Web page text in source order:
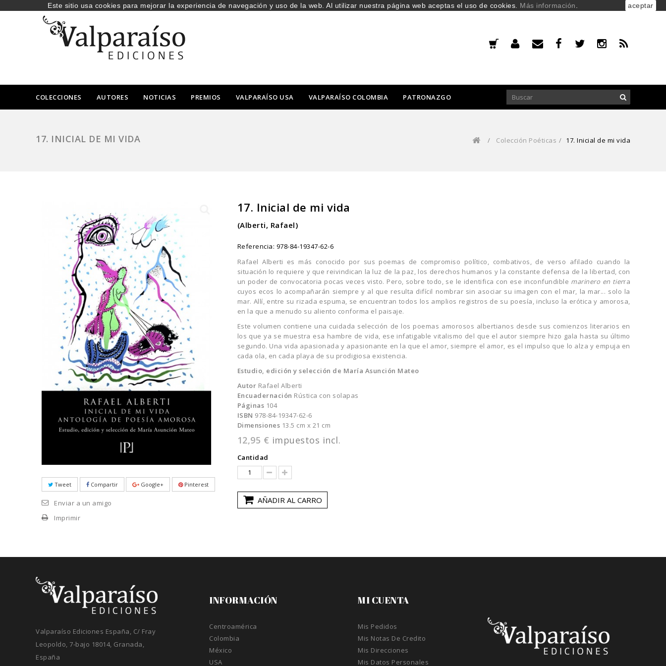
COLECCIONES AUTORES NOTICIAS PREMIOS VALPARAÍSO USA VALPARAÍSO COLOMBIA PATRONAZGO
17. INICIAL DE MI VIDA / Colección Poéticas / 17. Inicial de mi vida
Tweet Compartir Google+ Pinterest
Enviar a un amigo
Imprimir
17. Inicial de mi vida
(Alberti, Rafael)
Referencia: 978-84-19347-62-6
Rafael Alberti es más conocido por sus poemas de compromiso político, combativos, de verso afilado cuando la
situación lo requiere y que reivindican la luz de la paz, los derechos humanos y la constante defensa de la libertad, con
un poder de convocatoria pocas veces visto. Pero, sobre todo, se le identifica con ese inconfundible marinero en tierra
cuyos ecos lo acompañarán siempre y al que resulta difícil nombrar sin asociar su imagen con el mar, la mar... solo la
mar. Allí, entre su rizada espuma, se encuentran todos los amplios registros de su poesía, incluso la erótica y amorosa,
en la que a menudo su aliento conforma el paisaje.
Este volumen contiene una cuidada selección de los poemas amorosos albertianos desde sus comienzos literarios en
los que ya se muestra esa hambre de vida, ese infatigable vitalismo del que el autor siempre hizo gala hasta su último
segundo. Una vida apasionada y apasionante en la que el amor, siempre el amor, es el impulso que lo alza y empuja en
cada ola, en cada playa de su prodigiosa existencia.
Estudio, edición yselección de María Asunción Mateo
Autor Rafael Alberti
Encuadernación Rústica con solapas
Páginas 104
ISBN 978-84-19347-62-6
Dimensiones 13.5 cm x 21 cm
12,95 € impuestos incl.
Cantidad
AÑADIR AL CARRO
MI CUENTA
Mis Pedidos
Mis Notas De Credito
Mis Direcciones
Mis Datos Personales
INFORMACIÓN
Centroamérica
Colombia
México
USA
Valparaíso Ediciones España, C/ Fray
Leopoldo, 7-bajo 18014, Granada,
España
Este sitio usa cookies para mejorar la experiencia de navegación y uso de la web. Al utilizar nuestra página web aceptas el uso de cookies. Más información aceptar